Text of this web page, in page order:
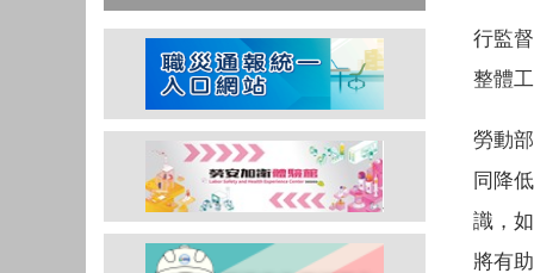
行監
整體
勞動
同降
識，
將有